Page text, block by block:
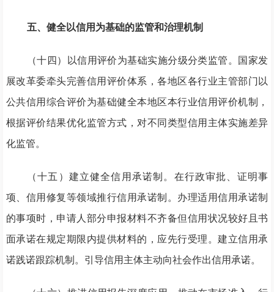
五、健全以信用为基础的监管和治理机制
（十四）以信用评价为基础实施分级分类监管。国家发
展改革委牵头完善信用评价体系，各地区各行业主管部门以
公共信用综合评价为基础健全本地区本行业信用评价机制，
根据评价结果优化监管方式，对不同类型信用主体实施差异
化监管。
（十五）建立健全信用承诺制。在行政审批、证明事
项、信用修复等领域推行信用承诺制。办理适用信用承诺制
的事项时，申请人部分申报材料不齐备但信用状况较好且书
面承诺在规定期限内提供材料的，应先行受理。建立信用承
诺践诺跟踪机制。引导信用主体主动向社会作出信用承诺。